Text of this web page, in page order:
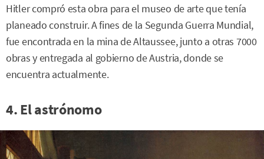
Hitler compró esta obra para el museo de arte que tenía
planeado construir. A fines de la Segunda Guerra Mundial,
fue encontrada en la mina de Altaussee, junto a otras 7000
obras y entregada al gobierno de Austria, donde se
encuentra actualmente.
4. El astrónomo